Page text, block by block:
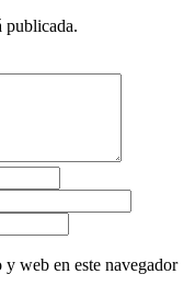
publicada.
web en este navegador